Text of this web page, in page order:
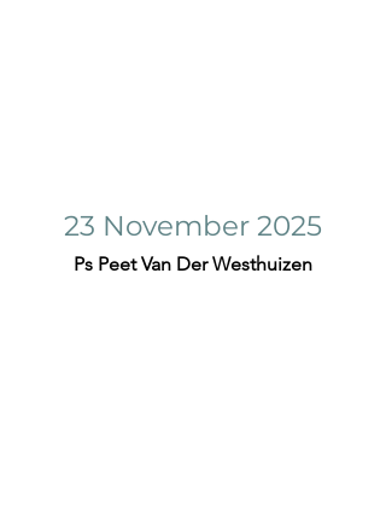
23 November 2025
Ps Peet Van Der Westhuizen